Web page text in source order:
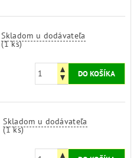
Skladom u dodávateľa
(1 ks)
Skladom u dodávateľa
(1 ks)